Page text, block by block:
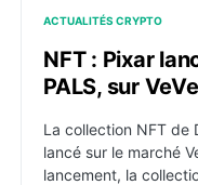
ACTUALITÉS CRYPTO
NFT : Pixar
PALS, sur VeVe
La collection NFT de
lancé sur le marché
lancement, la